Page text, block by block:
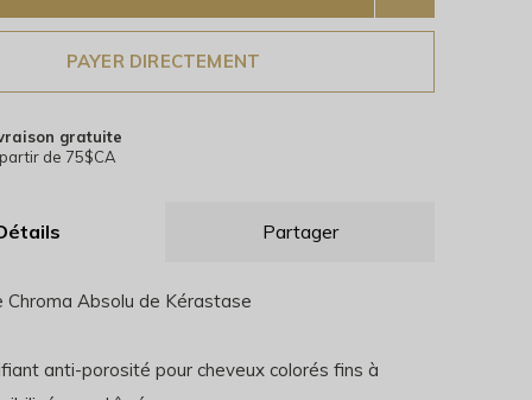
PAYER DIRECTEMENT
gratuite
de 75$CA
Partager
Chroma Absolu de Kérastase
anti-porosité pour cheveux colorés fins à